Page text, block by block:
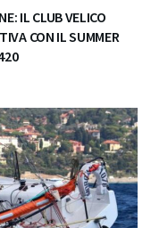
IL CLUB VELICO
CON IL SUMMER